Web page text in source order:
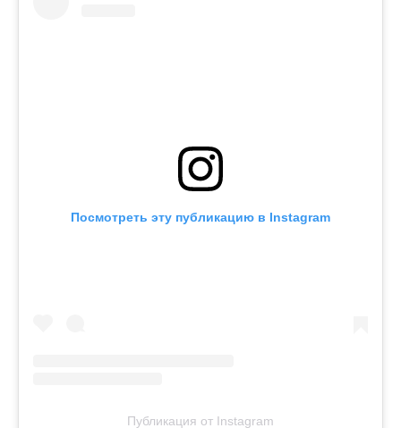
Посмотреть эту публикацию в Instagram
Публикация от Instagram